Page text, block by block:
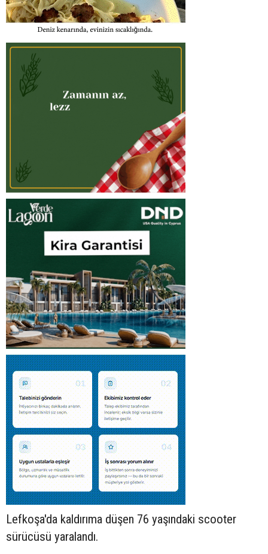
Lefkoşa'da kaldırıma düşen 76 yaşındaki scooter
sürücüsü yaralandı.